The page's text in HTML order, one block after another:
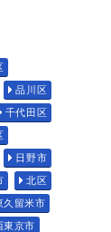
品川区
千代田区
日野市
北区
久留米市
東京市